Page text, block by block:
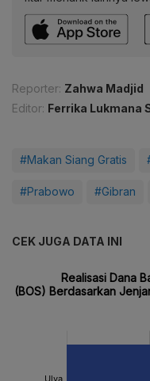
Reporter: Zahwa Madjid
Editor: Ferrika Lukmana
#Makan Siang Gratis
#Prabowo #Gibran
CEK JUGA DATA INI